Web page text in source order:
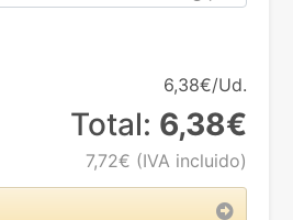
6,38€/Ud.
Total: 6,38€
7,72€ (IVA incluido)